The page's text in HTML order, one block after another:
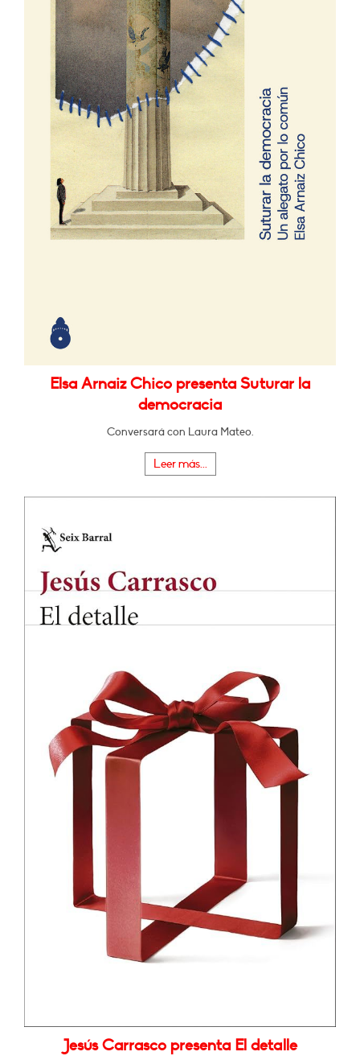
Elsa Arnaiz Chico presenta Suturar la
democracia
Conversará con Laura Mateo.
Leer más...
Jesús Carrasco presenta El detalle